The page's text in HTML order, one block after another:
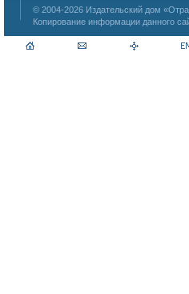
© 2004-2026 Издательский дом
Копирование информации данного